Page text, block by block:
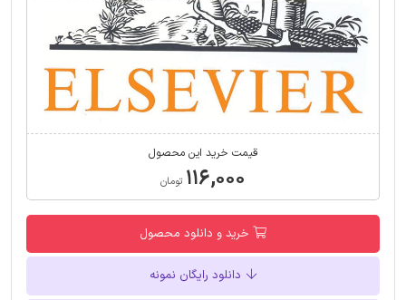
قیمت خرید این محصول
۱۱۶,۰۰۰ تومان
خرید و دانلود محصول
دانلود رایگان نمونه